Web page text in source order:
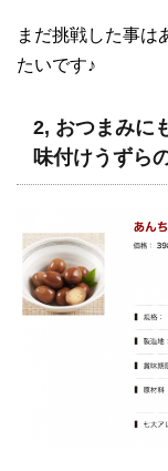
まだ挑戦した事は
たいです♪
2, おつまみに
味付けうずら